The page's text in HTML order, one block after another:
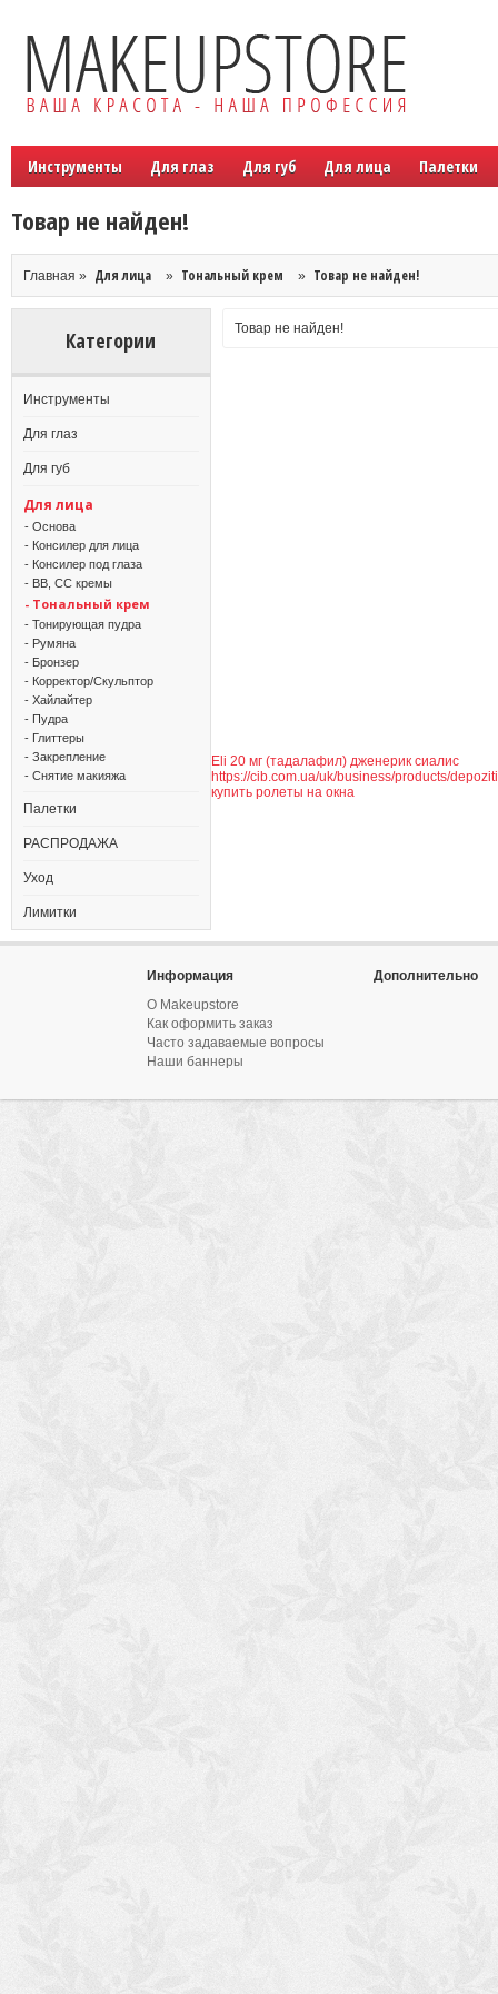
Инструменты Для глаз Для губ Для лица Палетки
Товар не найден!
Главная » Для лица » Тональный крем » Товар не найден!
Категории
Инструменты
Для глаз
Для губ
Для лица
- Основа
- Консилер для лица
- Консилер под глаза
- BB, CC кремы
- Тональный крем
- Тонирующая пудра
- Румяна
- Бронзер
- Корректор/Скульптор
- Хайлайтер
- Пудра
- Глиттеры
- Закрепление
- Снятие макияжа
Палетки
РАСПРОДАЖА
Уход
Лимитки
Товар не найден!
Eli 20 мг (тадалафил) дженерик сиалис
https://cib.com.ua/uk/business/products/
купить ролеты на окна
Информация
О Makeupstore
Как оформить заказ
Часто задаваемые вопросы
Наши баннеры
Дополнительно